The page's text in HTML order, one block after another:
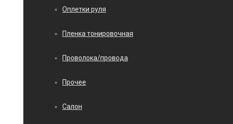
Оплетки руля
Пленка тонировочная
Проволока/провода
Прочее
Салон